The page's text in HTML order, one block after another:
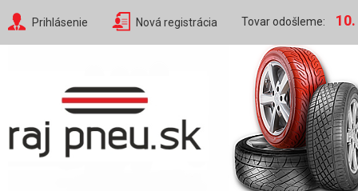
Prihlásenie Nová registrácia Tovar odošleme: